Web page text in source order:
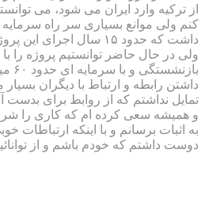
از ترکیه وارد ایران می شود، می
کنم ولی موانع بسیاری سر راه
داشت که حدود ۱۵ سال اجرای این پروژه به تأ خیر افتاد.
ولی در حال حاضر توانستیم پروژه را
بازنشستگی و با سرمایه ای حدود ۶۰ میلیون دلار به انجام برسانیم.
داشتن رابطه و ارتباط با دیگران
تمایل نداشتم که از روابط برای بدست
و همیشه سعی کرده ام که کاری را
به اثبات برسانم و با اینکه ارتباطات
دوست داشتم که خودم باشم و از